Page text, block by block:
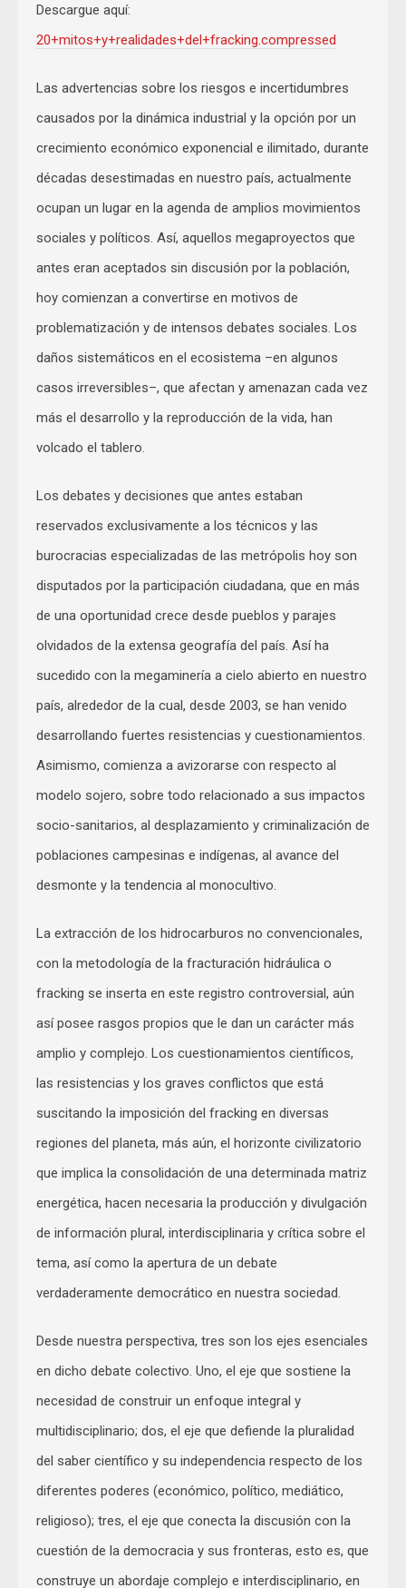
Descargue aquí:
20+mitos+y+realidades+del+fracking.compressed
Las advertencias sobre los riesgos e incertidumbres
causados por la dinámica industrial y la opción por un
crecimiento económico exponencial e ilimitado, durante
décadas desestimadas en nuestro país, actualmente
ocupan un lugar en la agenda de amplios movimientos
sociales y políticos. Así, aquellos megaproyectos que
antes eran aceptados sin discusión por la población,
hoy comienzan a convertirse en motivos de
problematización y de intensos debates sociales. Los
daños sistemáticos en el ecosistema –en algunos
casos irreversibles–, que afectan y amenazan cada vez
más el desarrollo y la reproducción de la vida, han
volcado el tablero.
Los debates y decisiones que antes estaban
reservados exclusivamente a los técnicos y las
burocracias especializadas de las metrópolis hoy son
disputados por la participación ciudadana, que en más
de una oportunidad crece desde pueblos y parajes
olvidados de la extensa geografía del país. Así ha
sucedido con la megaminería a cielo abierto en nuestro
país, alrededor de la cual, desde 2003, se han venido
desarrollando fuertes resistencias y cuestionamientos.
Asimismo, comienza a avizorarse con respecto al
modelo sojero, sobre todo relacionado a sus impactos
socio-sanitarios, al desplazamiento y criminalización de
poblaciones campesinas e indígenas, al avance del
desmonte y la tendencia al monocultivo.
La extracción de los hidrocarburos no convencionales,
con la metodología de la fracturación hidráulica o
fracking se inserta en este registro controversial, aún
así posee rasgos propios que le dan un carácter más
amplio y complejo. Los cuestionamientos científicos,
las resistencias y los graves conflictos que está
suscitando la imposición del fracking en diversas
regiones del planeta, más aún, el horizonte civilizatorio
que implica la consolidación de una determinada matriz
energética, hacen necesaria la producción y divulgación
de información plural, interdisciplinaria y crítica sobre el
tema, así como la apertura de un debate
verdaderamente democrático en nuestra sociedad.
Desde nuestra perspectiva, tres son los ejes esenciales
en dicho debate colectivo. Uno, el eje que sostiene la
necesidad de construir un enfoque integral y
multidisciplinario; dos, el eje que defiende la pluralidad
del saber científico y su independencia respecto de los
diferentes poderes (económico, político, mediático,
religioso); tres, el eje que conecta la discusión con la
cuestión de la democracia y sus fronteras, esto es, que
construye un abordaje complejo e interdisciplinario, en